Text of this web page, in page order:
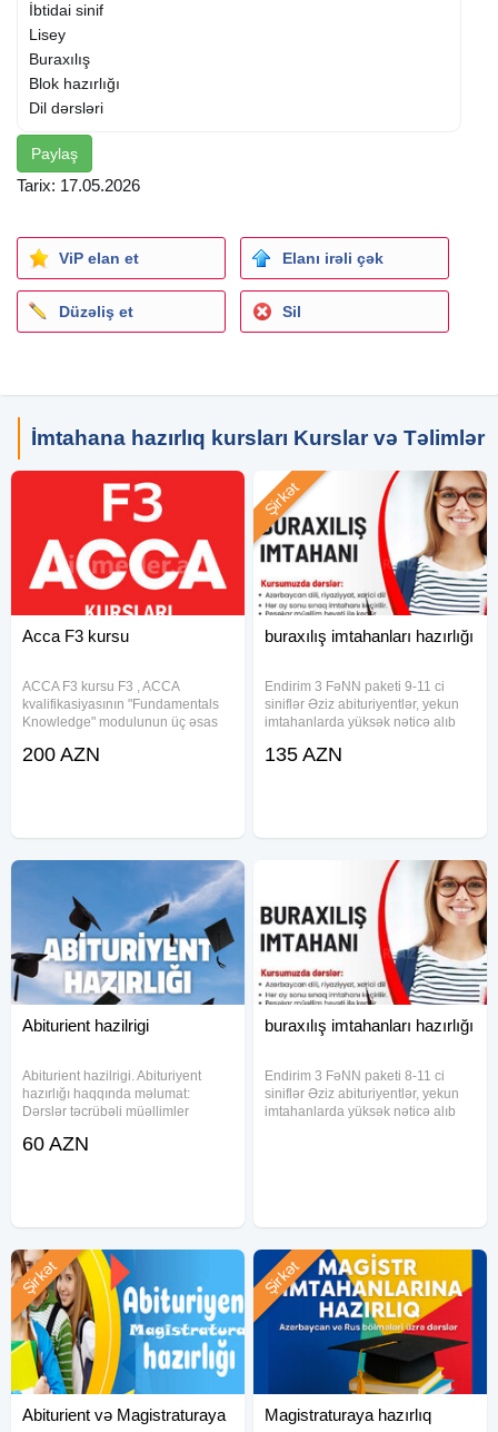
İbtidai sinif
Lisey
Buraxılış
Blok hazırlığı
Dil dərsləri
Paylaş
Tarix: 17.05.2026
ViP elan et Elanı irəli çək
Düzəliş et Sil
İmtahana hazırlıq kursları Kurslar və Təlimlər
Acca F3 kursu
ACCA F3 kursu F3 , ACCA
kvalifikasiyasının "Fundamentals
Knowledge" modulunun üç əsas
maliyyə hesabatlarının əsas
200 AZN
buraxılış imtahanları hazırlığı
Endirim 3 FəNN paketi 9-11 ci
siniflər Əziz abituriyentlər, yekun
imtahanlarda yüksək nəticə alıb
olaraq sizə bununla bağlı əminlik
Şirkət
135 AZN
Abiturient hazilrigi
Abiturient hazilrigi. Abituriyent
hazırlığı haqqında məlumat:
Dərslər təcrübəli müəllimler
hazırlıq həm rus həm də
60 AZN
buraxılış imtahanları hazırlığı
Endirim 3 FəNN paketi 8-11 ci
siniflər Əziz abituriyentlər, yekun
imtahanlarda yüksək nəticə alıb
Abiturient və Magistraturaya
Şirkət
Magistraturaya hazırlıq
Şirkət